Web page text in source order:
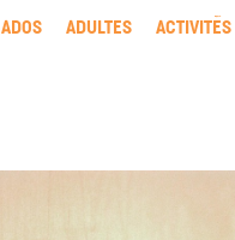
ADOS ADULTES ACTIVITÉS